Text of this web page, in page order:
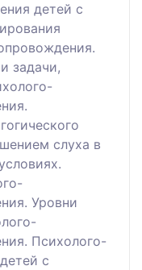
детей с
задачи,
слуха в
Уровни
Психолого-
с